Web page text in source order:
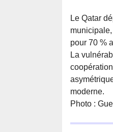
Le Qatar
pour 70 %
La
moderne.
Photo :